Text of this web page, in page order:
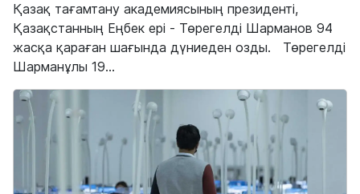
Қазақ тағамтану академиясының президенті,
Қазақстанның Еңбек ері - Төрегелді Шарманов 94
жасқа қараған шағында дүниеден озды. Төрегелді
Шарманұлы 19...